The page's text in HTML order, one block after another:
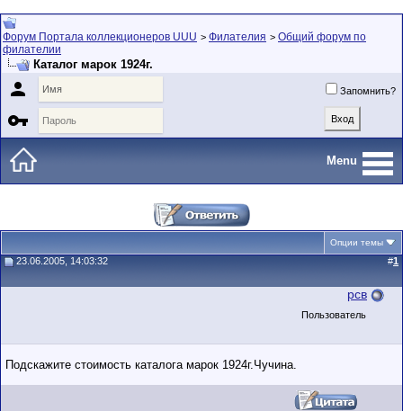
Форум Портала коллекционеров UUU > Филателия > Общий форум по
филателии
Каталог марок 1924г.
 Запомнить?

Menu
Опции темы
23.06.2005, 14:03:32 #1
рсв
Пользователь
Подскажите стоимость каталога марок 1924г.Чучина.